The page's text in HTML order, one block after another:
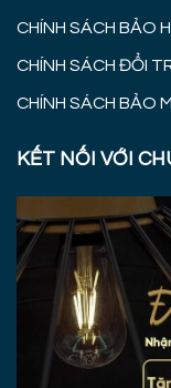
CHÍNH SÁCH BẢO
CHÍNH SÁCH ĐỔI
CHÍNH SÁCH BẢO
KẾT NỐI VỚI